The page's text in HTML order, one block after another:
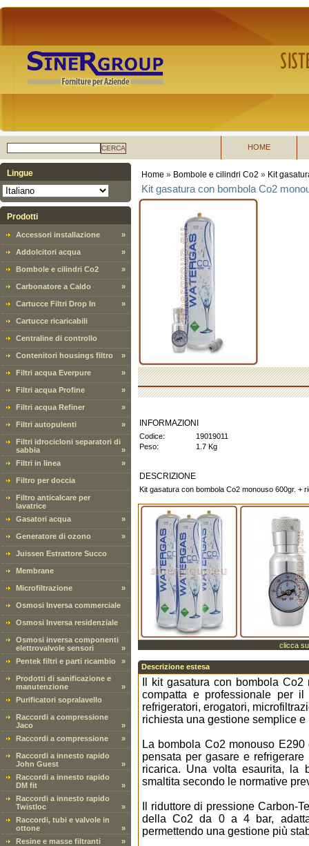
CERCA HOME
Lingue
Prodotti
Accessori installazione »
Addolcitori acqua »
Bombole e cilindri Co2 »
Carbonatore a Caldo »
Cartucce Filtri Drop In »
Cartucce ricaricabili
Centraline di controllo
Contenitori housings filtro »
Filtri acqua Everpure »
Filtri acqua Profine »
Filtri acqua Refiner »
Filtri autopulenti »
Filtri idrocicloni separatori di
sabbia
»
Filtri in linea
»
Filtro per doccia
Filtro anticalcare per
lavatrice
Gasatori acqua
»
Generatore di ozono »
Juissen Estrattore Succo
Membrane
Microfiltrazione »
Osmosi Inversa commerciale
Osmosi Inversa residenziale
Osmosi inversa componenti
elettrovalvole sensori
»
Pentek filtri e parti ricambio
»
Prodotti di sanificazione e
manutenzione
»
Purificatori sopralavello
Raccordi a compressione
Jaco
»
Raccordi a compressione
»
Raccordi a innesto rapido
John Guest
»
Raccordi a innesto rapido
DM fit
»
Raccordi a innesto rapido
Twistloc
»
Raccordi, tubi e valvole in
ottone
»
Resine e masse filtranti
»
Home » Bombole e cilindri Co2 » Kit
Kit gasatura con bombola Co2
INFORMAZIONI
Codice:
19019011
Peso:
1.7 Kg
DESCRIZIONE
Kit gasatura con bombola Co2 monouso 600gr. +
clicca
Descrizione estesa
Il kit gasatura con bombola
compatta e professionale per
refrigeratori, erogatori,
richiesta una gestione semplice
La bombola Co2 monouso
pensata per gasare e
ricarica. Una volta esaurita, la
smaltita secondo le normative
Il riduttore di pressione Carbon-
della Co2 da 0 a 4 bar,
permettendo una gestione più